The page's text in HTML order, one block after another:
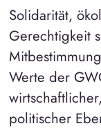
Solidarität,
Gerechtigkeit
Werte der
politischer